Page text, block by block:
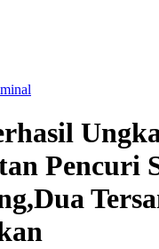
Pencuri